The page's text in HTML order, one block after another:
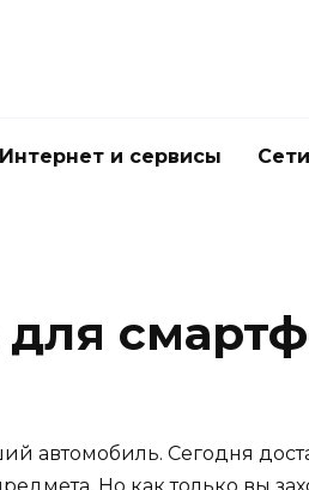
Интернет и сервисы
автомобиль. Сегодня